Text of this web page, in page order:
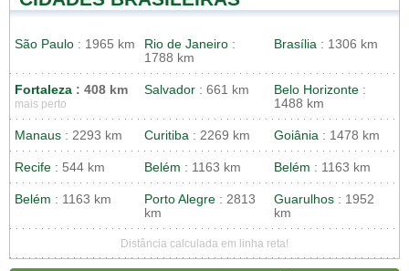
São Paulo : 1965 km Rio de Janeiro :
1788 km
Brasília : 1306 km
Fortaleza : 408 km
mais perto
Salvador : 661 km Belo Horizonte :
1488 km
Manaus : 2293 km Curitiba : 2269 km Goiânia : 1478 km
Recife : 544 km Belém : 1163 km Belém : 1163 km
Belém : 1163 km Porto Alegre : 2813
km
Guarulhos : 1952
km
Distância calculada em linha reta!